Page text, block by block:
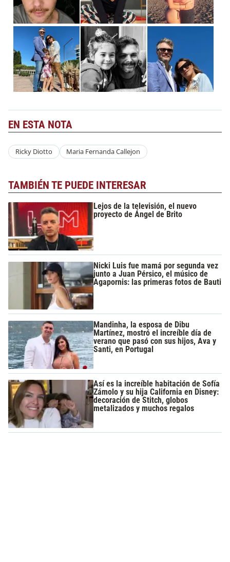
EN ESTA NOTA
Ricky Diotto Maria Fernanda Callejon
TAMBIÉN TE PUEDE INTERESAR
Lejos de la televisión, el nuevo
proyecto de Ángel de Brito
Nicki Luis fue mamá por segunda vez
junto a Juan Pérsico, el músico de
Agapornis: las primeras fotos de Bauti
Mandinha, la esposa de Dibu
Martínez, mostró el increíble día de
verano que pasó con sus hijos, Ava y
Santi, en Portugal
Así es la increíble habitación de Sofía
Zámolo y su hija California en Disney:
decoración de Stitch, globos
metalizados y muchos regalos